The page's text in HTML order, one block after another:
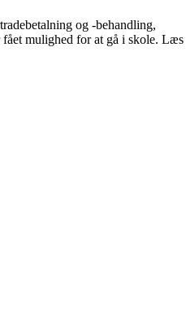
og -behandling,
fået mulighed for at gå i skole. Læs